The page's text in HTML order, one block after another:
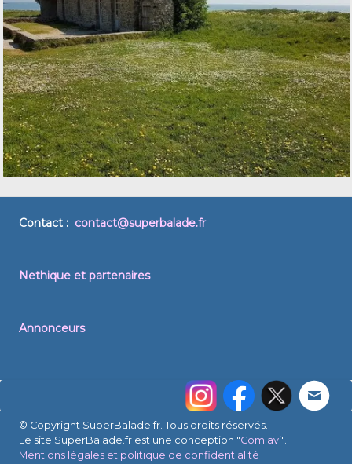
Contact : contact@superbalade.fr
Nethique et partenaires
Annonceurs
© Copyright SuperBalade.fr. Tous droits réservés.
Le site SuperBalade.fr est une conception "Comlavi".
Mentions légales et politique de confidentialité